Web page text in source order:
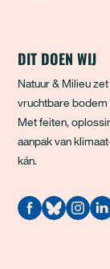
DIT DOEN WIJ
Natuur & Milieu
vruchtbare
Met feiten,
aanpak van
kán.